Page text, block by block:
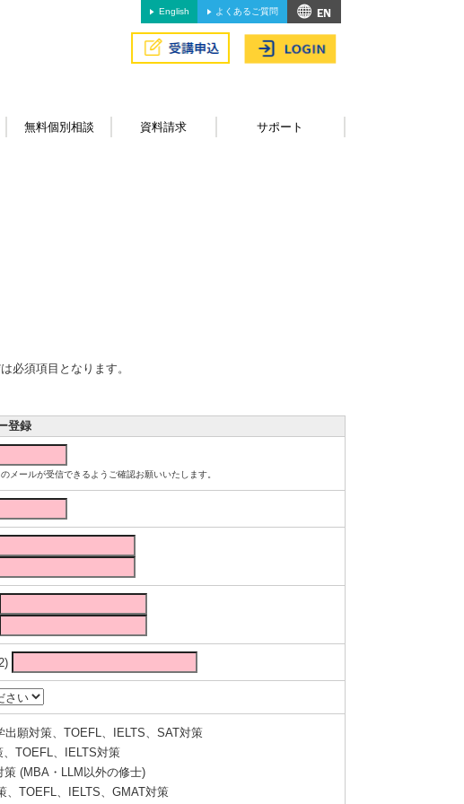
English よくあるご質問
無料個別相談 資料請求 サポート
必須項目となります。
登録
メールが受信できるようご確認お願いいたします。
出願対策、TOEFL、IELTS、SAT対策
、TOEFL、IELTS対策
策 (MBA・LLM以外の修士)
、TOEFL、IELTS、GMAT対策